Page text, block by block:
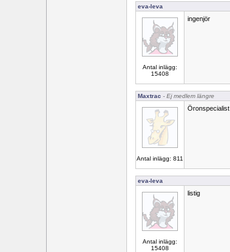
eva-leva
Antal inlägg:
15408
ingenjör
Maxtrac - Ej medlem längre
Antal inlägg: 811
Öronspecialist
eva-leva
Antal inlägg:
15408
listig